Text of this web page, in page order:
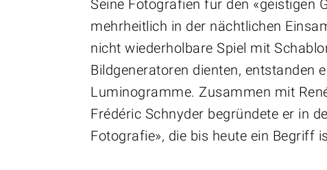
Seine Fotografien für den «geistigen
mehrheitlich in der nächtlichen
nicht wiederholbare Spiel mit
Bildgeneratoren dienten, entstanden
Luminogramme. Zusammen mit
Frédéric Schnyder begründete er in
Fotografie», die bis heute ein Begriff